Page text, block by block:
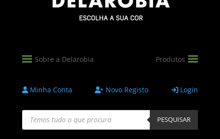
Minha Conta Novo Registo Login
Products
search PESQUISAR